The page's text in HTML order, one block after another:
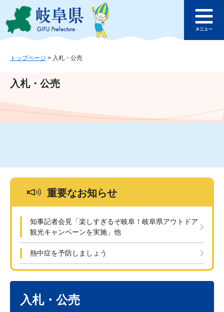
ジ
ュ
文
このページの本文へ
ュ
トップページ > 入札・公売
入札・公売
重要なお知らせ
知事記者会見「楽しすぎるぞ岐阜！岐阜県アウトドア
観光キャンペーンを実施」他
熱中症を予防しましょう
入札・公売